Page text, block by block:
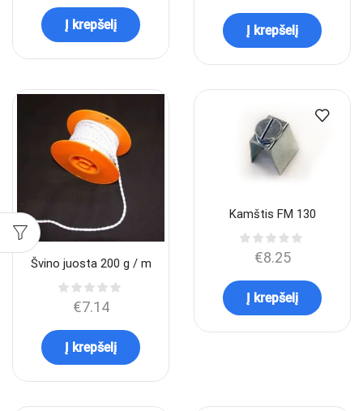
Į krepšelį Į krepšelį
Švino juosta 200 g / m
€7.14
Į krepšelį
Kamštis FM 130
€8.25
Į krepšelį